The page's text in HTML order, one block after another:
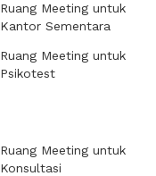
Ruang Meeting untuk
Kantor Sementara
Ruang Meeting untuk
Psikotest
Ruang Meeting untuk
Konsultasi